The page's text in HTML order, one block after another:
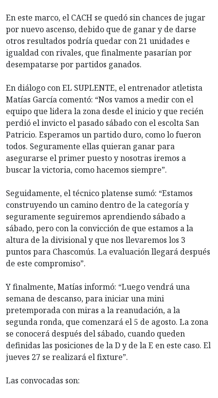
En este marco, el CACH se quedó sin chances de jugar
por nuevo ascenso, debido que de ganar y de darse
otros resultados podría quedar con 21 unidades e
igualdad con rivales, que finalmente pasarían por
desempatarse por partidos ganados.
En diálogo con EL SUPLENTE, el entrenador atletista
Matías García comentó: “Nos vamos a medir con el
equipo que lidera la zona desde el inicio y que recién
perdió el invicto el pasado sábado con el escolta San
Patricio. Esperamos un partido duro, como lo fueron
todos. Seguramente ellas quieran ganar para
asegurarse el primer puesto y nosotras iremos a
buscar la victoria, como hacemos siempre”.
Seguidamente, el técnico platense sumó: “Estamos
construyendo un camino dentro de la categoría y
seguramente seguiremos aprendiendo sábado a
sábado, pero con la convicción de que estamos a la
altura de la divisional y que nos llevaremos los 3
puntos para Chascomús. La evaluación llegará después
de este compromiso”.
Y finalmente, Matías informó: “Luego vendrá una
semana de descanso, para iniciar una mini
pretemporada con miras a la reanudación, a la
segunda ronda, que comenzará el 5 de agosto. La zona
se conocerá después del sábado, cuando queden
definidas las posiciones de la D y de la E en este caso. El
jueves 27 se realizará el fixture”.
Las convocadas son: